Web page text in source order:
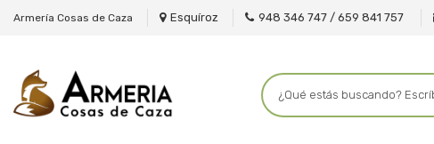
Armería Cosas de Caza Esquíroz 948 346 747 / 659 841 757